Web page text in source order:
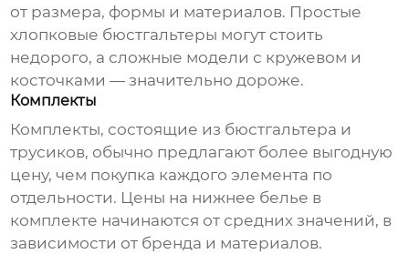
от размера, формы и материалов. Простые
хлопковые бюстгальтеры могут стоить
недорого, а сложные модели с кружевом и
косточками — значительно дороже.
Комплекты
Комплекты, состоящие из бюстгальтера и
трусиков, обычно предлагают более выгодную
цену, чем покупка каждого элемента по
отдельности. Цены на нижнее белье в
комплекте начинаются от средних значений, в
зависимости от бренда и материалов.